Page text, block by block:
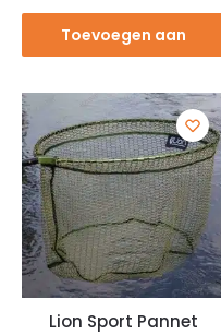
Toevoegen aan
Lion Sport Pannet